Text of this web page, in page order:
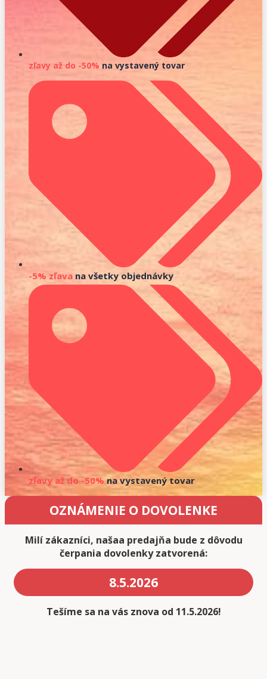
zľavy až do -50% na vystavený tovar
-5% zľava na všetky objednávky
zľavy až do -50%na vystavený tovar
OZNÁMENIE O DOVOLENKE
Milí zákazníci, našaa predajňa bude z dôvodu
čerpania dovolenky zatvorená:
8.5.2026
Tešíme sa na vás znova od 11.5.2026!